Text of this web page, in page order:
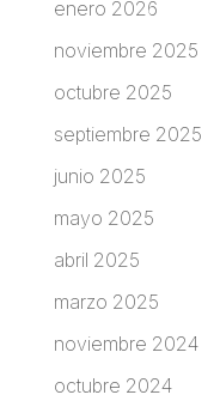
enero 2026
noviembre 2025
octubre 2025
septiembre 2025
junio 2025
mayo 2025
abril 2025
marzo 2025
noviembre 2024
octubre 2024